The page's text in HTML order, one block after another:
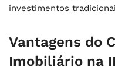
investimentos
Vantagens do
Imobiliário na